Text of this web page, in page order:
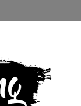
des
une
le